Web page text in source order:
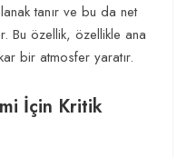
tanır ve bu da net
Bu özellik, özellikle ana
bir atmosfer yaratır.
İçin Kritik